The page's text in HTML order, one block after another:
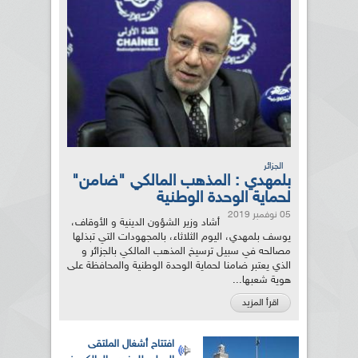
الجزائر
بلمهدي : المذهب المالكي "ضامن"
لحماية الوحدة الوطنية
05 نوفمبر 2019
أشاد وزير الشؤون الدينية و الأوقاف،
يوسف بلمهدي، اليوم الثلاثاء، بالمجهودات التي تبذلها
مصالحه في سبيل ترسيخ المذهب المالكي بالجزائر و
الذي يعتبر ضامنا لحماية الوحدة الوطنية والمحافظة على
هوية شعبها...
اقرأ المزيد
افتتاح أشغال الملتقى